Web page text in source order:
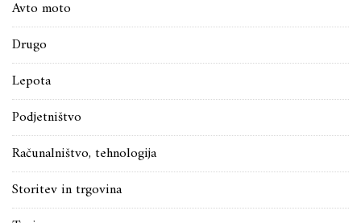
Avto moto
Drugo
Lepota
Podjetništvo
Računalništvo, tehnologija
Storitev in trgovina